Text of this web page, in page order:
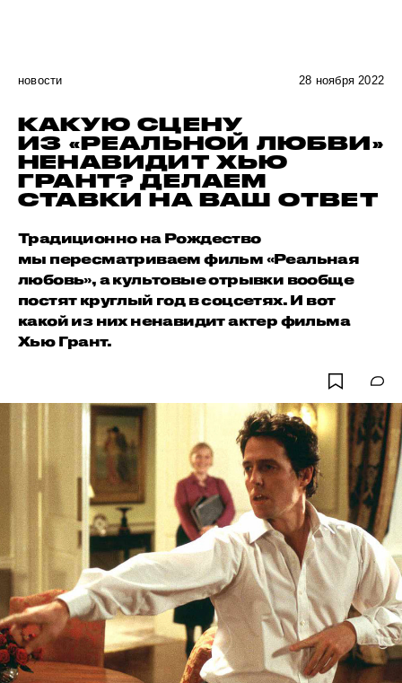
новости 28 ноября 2022
КАКУЮ СЦЕНУ
ИЗ «РЕАЛЬНОЙ ЛЮБВИ»
НЕНАВИДИТ ХЬЮ
ГРАНТ? ДЕЛАЕМ
СТАВКИ НА ВАШ ОТВЕТ
Традиционно на Рождество
мы пересматриваем фильм «Реальная
любовь», а культовые отрывки вообще
постят круглый год в соцсетях. И вот
какой из них ненавидит актер фильма
Хью Грант.